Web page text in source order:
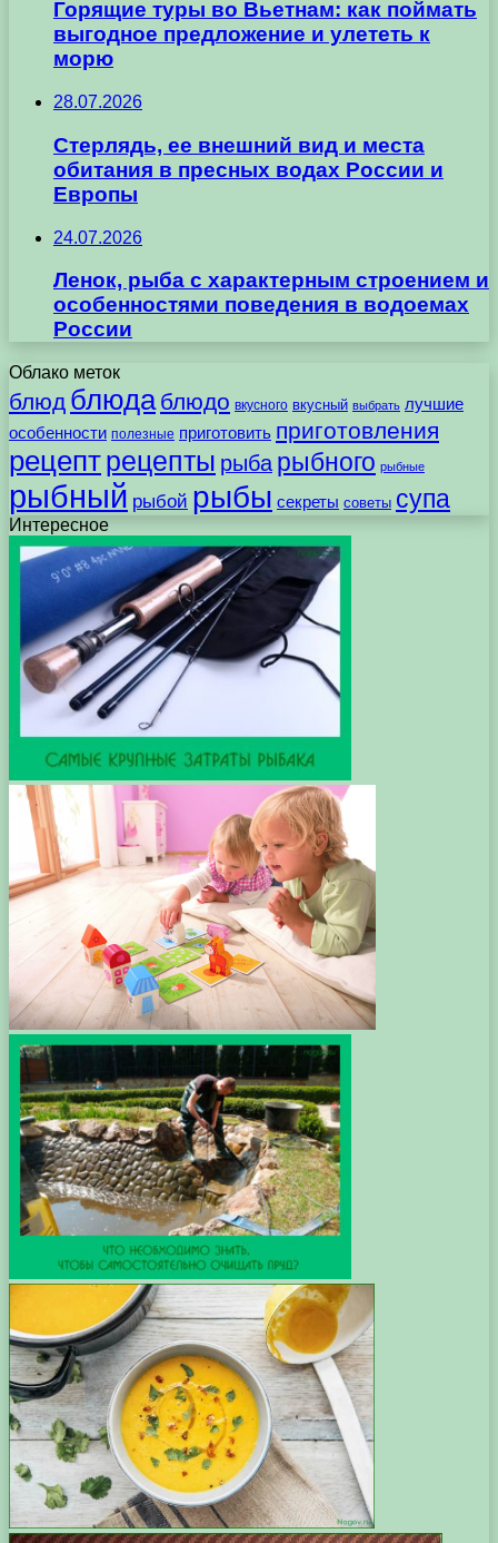
Горящие туры во Вьетнам: как поймать
выгодное предложение и улететь к
морю
28.07.2026
Стерлядь, ее внешний вид и места
обитания в пресных водах России и
Европы
24.07.2026
Ленок, рыба с характерным строением и
особенностями поведения в водоемах
России
Облако меток
блюд блюда блюдо вкусного вкусный выбрать лучшие
особенности полезные приготовить приготовления
рецептрецепты рыба рыбного рыбные
рыбный рыбой рыбы секреты советы супа
Интересное